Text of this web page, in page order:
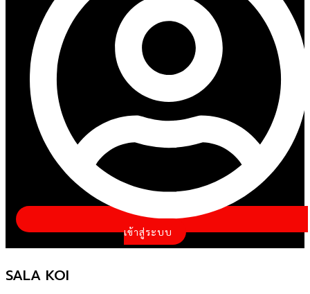
เข้าสู่ระบบ
SALA KOI